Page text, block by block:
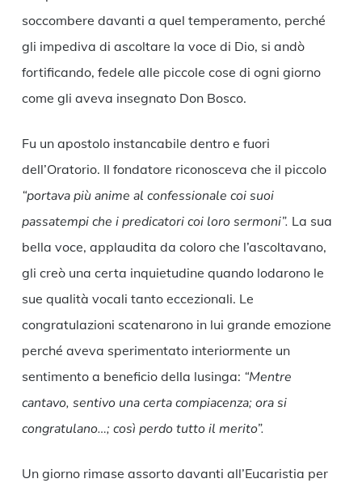
soccombere davanti a quel temperamento, perché
gli impediva di ascoltare la voce di Dio, si andò
fortificando, fedele alle piccole cose di ogni giorno
come gli aveva insegnato Don Bosco.
Fu un apostolo instancabile dentro e fuori
dell’Oratorio. Il fondatore riconosceva che il piccolo
“portava più anime al confessionale coi suoi
passatempi che i predicatori coi loro sermoni”. La sua
bella voce, applaudita da coloro che l’ascoltavano,
gli creò una certa inquietudine quando lodarono le
sue qualità vocali tanto eccezionali. Le
congratulazioni scatenarono in lui grande emozione
perché aveva sperimentato interiormente un
sentimento a beneficio della lusinga: “Mentre
cantavo, sentivo una certa compiacenza; ora si
congratulano…; così perdo tutto il merito”.
Un giorno rimase assorto davanti all’Eucaristia per